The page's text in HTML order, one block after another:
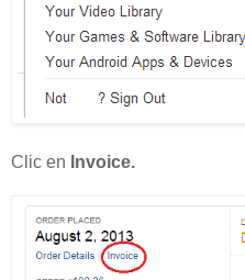
Clic en Invoice.